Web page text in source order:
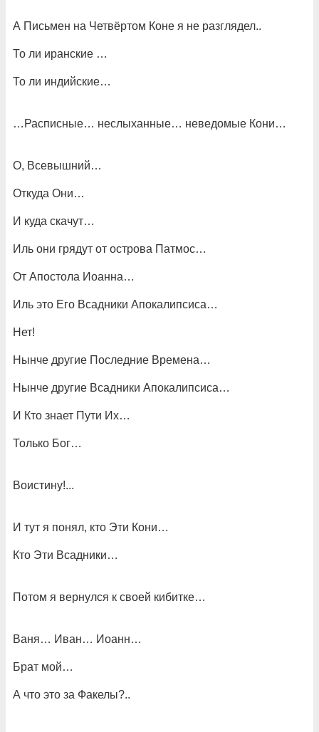
А Письмен на Четвёртом Коне я не разглядел..
То ли иранские …
То ли индийские…
…Расписные… неслыханные… неведомые Кони…
О, Всевышний…
Откуда Они…
И куда скачут…
Иль они грядут от острова Патмос…
От Апостола Иоанна…
Иль это Его Всадники Апокалипсиса…
Нет!
Нынче другие Последние Времена…
Нынче другие Всадники Апокалипсиса…
И Кто знает Пути Их…
Только Бог…
Воистину!...
И тут я понял, кто Эти Кони…
Кто Эти Всадники…
Потом я вернулся к своей кибитке…
Ваня… Иван… Иоанн…
Брат мой…
А что это за Факелы?..